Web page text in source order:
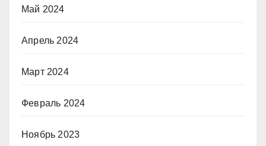
Май 2024
Апрель 2024
Март 2024
Февраль 2024
Ноябрь 2023